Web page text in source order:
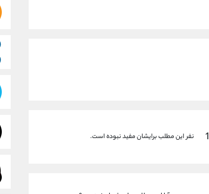
1 نفر این مطلب برایشان مفید نبوده است.